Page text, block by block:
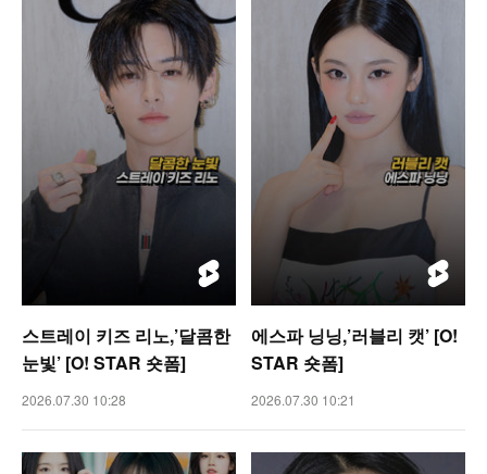
스트레이 키즈 리노,’달콤한
눈빛’ [O! STAR 숏폼]
2026.07.30 10:28
에스파 닝닝,’러블리 캣’ [O!
STAR 숏폼]
2026.07.30 10:21